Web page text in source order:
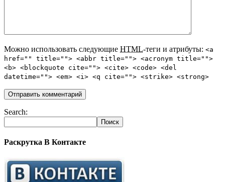
Можно использовать следующие HTML-теги и атрибуты: <a
href="" title=""> <abbr title=""> <acronym title="">
<b> <blockquote cite=""> <cite> <code> <del
datetime=""> <em> <i> <q cite=""> <strike> <strong>
Search:
Раскрутка В Контакте